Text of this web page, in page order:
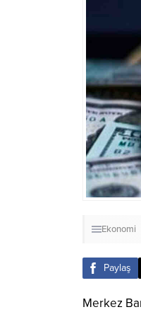
Ekonomi
Paylaş
Merkez